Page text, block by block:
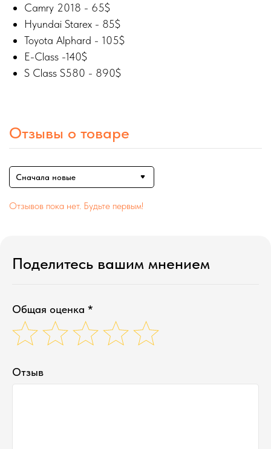
Camry 2018 - 65$
Hyundai Starex - 85$
Toyota Alphard - 105$
E-Class -140$
S Class S580 - 890$
Отзывы о товаре
Сначала новые
Отзывов пока нет. Будьте первым!
Поделитесь вашим мнением
Общая оценка *
Отзыв